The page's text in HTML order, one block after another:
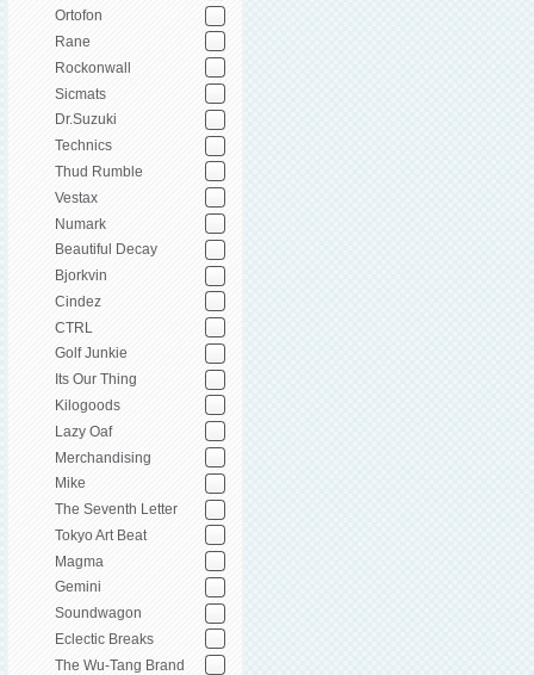
Ortofon
Rane
Rockonwall
Sicmats
Dr.Suzuki
Technics
Thud Rumble
Vestax
Numark
Beautiful Decay
Bjorkvin
Cindez
CTRL
Golf Junkie
Its Our Thing
Kilogoods
Lazy Oaf
Merchandising
Mike
The Seventh Letter
Tokyo Art Beat
Magma
Gemini
Soundwagon
Eclectic Breaks
The Wu-Tang Brand